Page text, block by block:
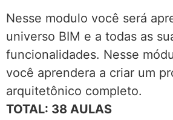
Nesse modulo você será
universo BIM e a todas as
funcionalidades. Nesse
você aprendera a criar um
arquitetônico completo.
TOTAL: 38 AULAS